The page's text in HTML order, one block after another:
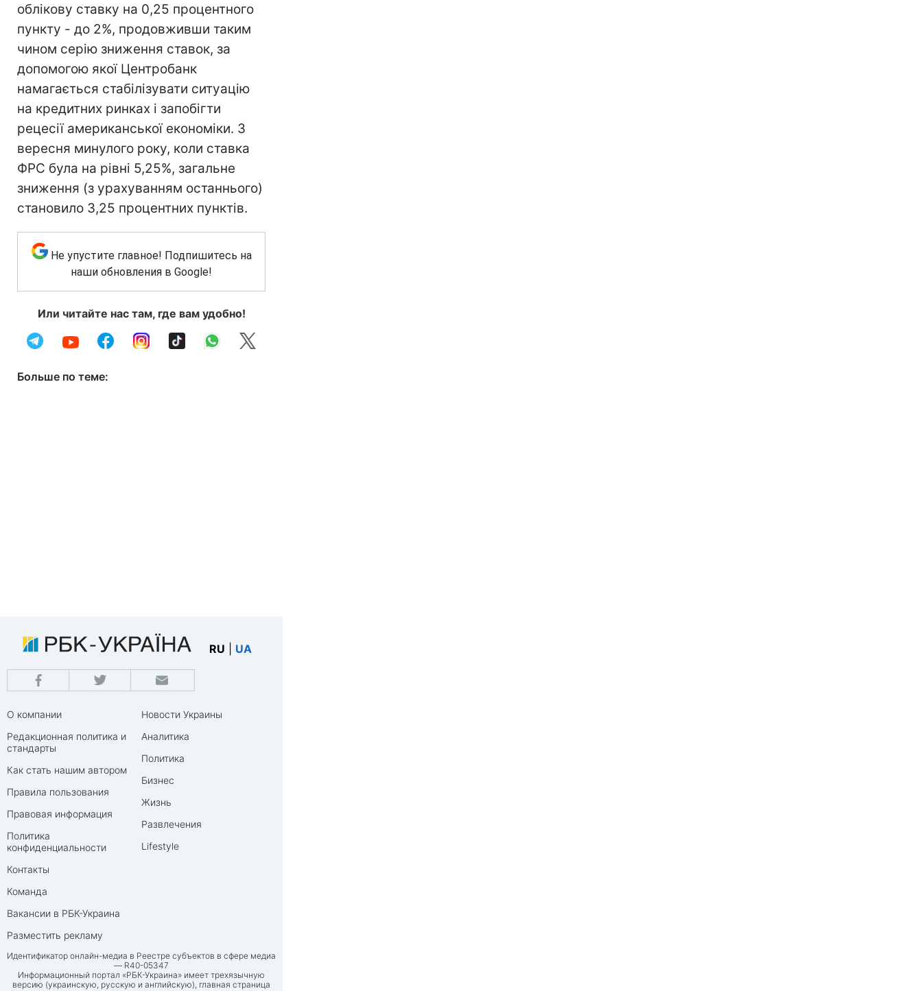
облікову ставку на 0,25 процентного
пункту - до 2%, продовживши таким
чином серію зниження ставок, за
допомогою якої Центробанк
намагається стабілізувати ситуацію
на кредитних ринках і запобігти
рецесії американської економіки. З
вересня минулого року, коли ставка
ФРС була на рівні 5,25%, загальне
зниження (з урахуванням останнього)
становило 3,25 процентних пунктів.
Не упустите главное! Подпишитесь на
наши обновления в Google!
Или читайте нас там, где вам удобно!
Больше по теме:
RU UA
О компании
Редакционная политика и
стандарты
Как стать нашим автором
Правила пользования
Правовая информация
Политика
конфиденциальности
Контакты
Команда
Вакансии в РБК-Украина
Разместить рекламу
Новости Украины
Аналитика
Политика
Бизнес
Жизнь
Развлечения
Lifestyle
Идентификатор онлайн-медиа в Реестре субъектов в сфере медиа
— R40-05347
Информационный портал «РБК-Украина» имеет трехязычную
версию (украинскую, русскую и английскую), главная страница